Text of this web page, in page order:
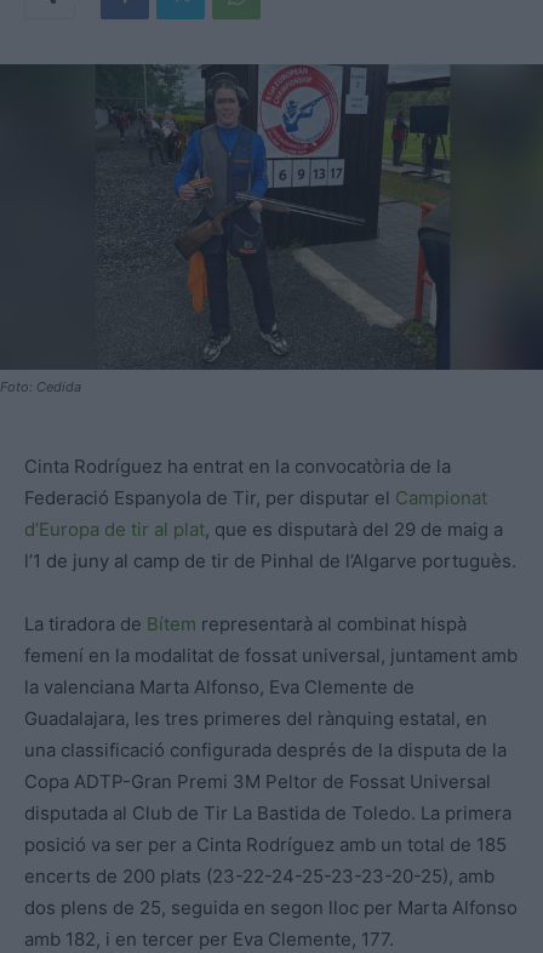
Foto: Cedida
Cinta Rodríguez ha entrat en la convocatòria de la
Federació Espanyola de Tir, per disputar el Campionat
d’Europa de tir al plat, que es disputarà del 29 de maig a
l’1 de juny al camp de tir de Pinhal de l’Algarve portuguès.
La tiradora de Bítem representarà al combinat hispà
femení en la modalitat de fossat universal, juntament amb
la valenciana Marta Alfonso, Eva Clemente de
Guadalajara, les tres primeres del rànquing estatal, en
una classificació configurada després de la disputa de la
Copa ADTP-Gran Premi 3M Peltor de Fossat Universal
disputada al Club de Tir La Bastida de Toledo. La primera
posició va ser per a Cinta Rodríguez amb un total de 185
encerts de 200 plats (23-22-24-25-23-23-20-25), amb
dos plens de 25, seguida en segon lloc per Marta Alfonso
amb 182, i en tercer per Eva Clemente, 177.